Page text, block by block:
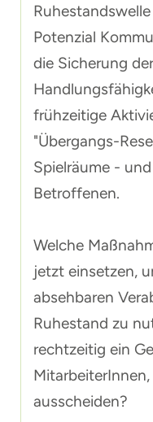
Potenzial
die Sicherung
frühzeitige
"Übergangs-
Spielräume -
Betroffenen.
Welche
jetzt einsetzen,
absehbaren
Ruhestand zu
rechtzeitig ein
ausscheiden?